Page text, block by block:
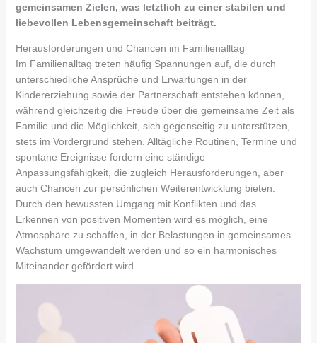
gemeinsamen Zielen, was letztlich zu einer stabilen und
liebevollen Lebensgemeinschaft beiträgt.
Herausforderungen und Chancen im Familienalltag
Im Familienalltag treten häufig Spannungen auf, die durch
unterschiedliche Ansprüche und Erwartungen in der
Kindererziehung sowie der Partnerschaft entstehen können,
während gleichzeitig die Freude über die gemeinsame Zeit als
Familie und die Möglichkeit, sich gegenseitig zu unterstützen,
stets im Vordergrund stehen. Alltägliche Routinen, Termine und
spontane Ereignisse fordern eine ständige
Anpassungsfähigkeit, die zugleich Herausforderungen, aber
auch Chancen zur persönlichen Weiterentwicklung bieten.
Durch den bewussten Umgang mit Konflikten und das
Erkennen von positiven Momenten wird es möglich, eine
Atmosphäre zu schaffen, in der Belastungen in gemeinsames
Wachstum umgewandelt werden und so ein harmonisches
Miteinander gefördert wird.